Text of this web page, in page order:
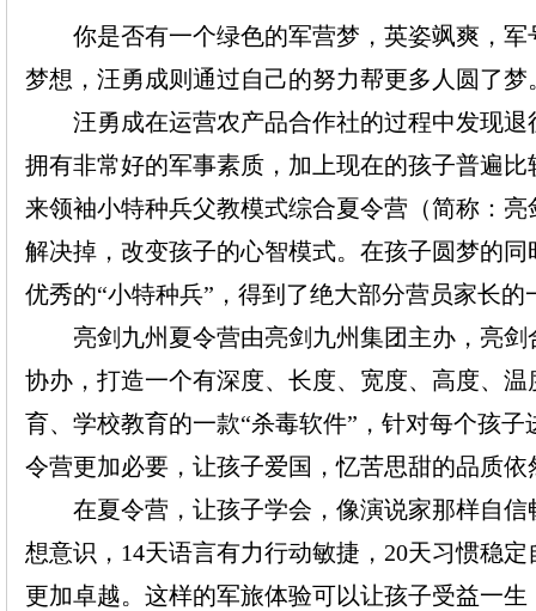
你是否有一个绿色的军营梦，英姿飒爽，军
梦想，汪勇成则通过自己的努力帮更多人圆了梦
汪勇成在运营农产品合作社的过程中发现退
拥有非常好的军事素质，加上现在的孩子普遍
来领袖小特种兵父教模式综合夏令营 （简称： 亮
解决掉，改变孩子的心智模式。在孩子圆梦的
优秀的“小特种兵” ， 得到了绝大部分营员家长的
亮剑九州夏令营由亮剑九州集团主办，亮剑
协办， 打造一个有深度、长度、宽度、高度、
育、学校教育的一款“杀毒软件”，针对每个孩
令营更加必要，让孩子爱国，忆苦思甜的品质
在夏令营，让孩子学会，像演说家那样自信
想意识，14天语言有力行动敏捷，20天习惯稳
更加卓越。这样的军旅体验可以让孩子受益一生